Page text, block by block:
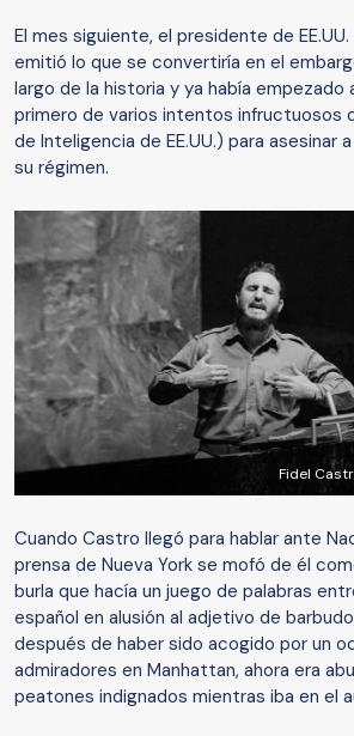
El mes siguiente, el presidente de
emitió lo que se convertiría en el
largo de la historia y ya había empezado
primero de varios intentos infructuosos
de Inteligencia de EE.UU.) para asesinar
su régimen.
Fidel
Cuando Castro llegó para hablar ante
prensa de Nueva York se mofó de él
burla que hacía un juego de palabras
español en alusión al adjetivo de
después de haber sido acogido por un
admiradores en Manhattan, ahora era
peatones indignados mientras iba en el